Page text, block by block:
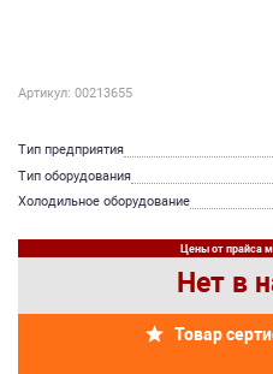
Артикул: 00213655
Тип предприятия
Тип оборудования
Холодильное оборудование
Цены от прайса
Нет в
Товар